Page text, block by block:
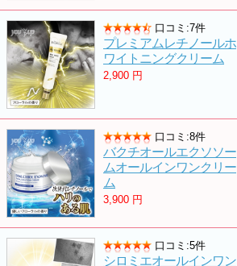
口コミ:7件
プレミアムレチノールホ
ワイトニングクリーム
2,900 円
口コミ:8件
バクチオールエクソソー
ムオールインワンクリー
ム
3,900 円
口コミ:5件
シロミエオールインワン